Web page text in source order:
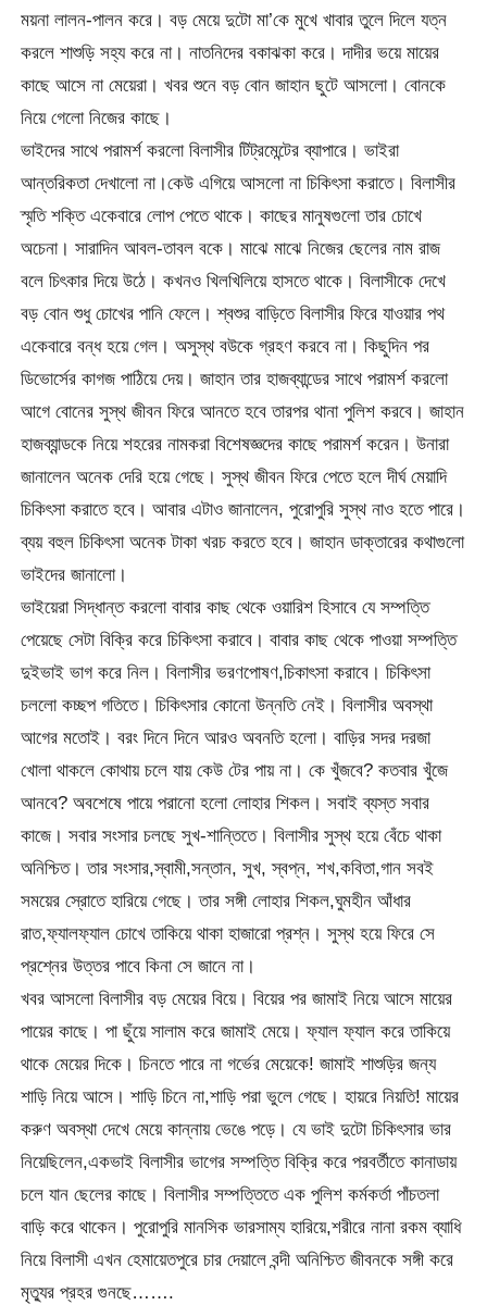
ময়না লালন-পালন করে। বড় মেয়ে দুটো মা’কে মুখে খাবার তুলে দিলে যত্ন
করলে শাশুড়ি সহ্য করে না। নাতনিদের বকাঝকা করে। দাদীর ভয়ে মায়ের
কাছে আসে না মেয়েরা। খবর শুনে বড় বোন জাহান ছুটে আসলো। বোনকে
নিয়ে গেলো নিজের কাছে।
ভাইদের সাথে পরামর্শ করলো বিলাসীর টিট্রমেন্টের ব্যাপারে। ভাইরা
আন্তরিকতা দেখালো না।কেউ এগিয়ে আসলো না চিকিৎসা করাতে। বিলাসীর
স্মৃতি শক্তি একেবারে লোপ পেতে থাকে। কাছের মানুষগুলো তার চোখে
অচেনা। সারাদিন আবল-তাবল বকে। মাঝে মাঝে নিজের ছেলের নাম রাজ
বলে চিৎকার দিয়ে উঠে। কখনও খিলখিলিয়ে হাসতে থাকে। বিলাসীকে দেখে
বড় বোন শুধু চোখের পানি ফেলে। শ্বশুর বাড়িতে বিলাসীর ফিরে যাওয়ার পথ
একেবারে বন্ধ হয়ে গেল। অসুস্থ বউকে গ্রহণ করবে না। কিছুদিন পর
ডিভোর্সের কাগজ পাঠিয়ে দেয়। জাহান তার হাজব্যান্ডের সাথে পরামর্শ করলো
আগে বোনের সুস্থ জীবন ফিরে আনতে হবে তারপর থানা পুলিশ করবে। জাহান
হাজব্যান্ডকে নিয়ে শহরের নামকরা বিশেষজ্ঞদের কাছে পরামর্শ করেন। উনারা
জানালেন অনেক দেরি হয়ে গেছে। সুস্থ জীবন ফিরে পেতে হলে দীর্ঘ মেয়াদি
চিকিৎসা করাতে হবে। আবার এটাও জানালেন, পুরোপুরি সুস্থ নাও হতে পারে।
ব্যয় বহুল চিকিৎসা অনেক টাকা খরচ করতে হবে। জাহান ডাক্তারের কথাগুলো
ভাইদের জানালো।
ভাইয়েরা সিদ্ধান্ত করলো বাবার কাছ থেকে ওয়ারিশ হিসাবে যে সম্পত্তি
পেয়েছে সেটা বিক্রি করে চিকিৎসা করাবে। বাবার কাছ থেকে পাওয়া সম্পত্তি
দুইভাই ভাগ করে নিল। বিলাসীর ভরণপোষণ,চিকাৎসা করাবে। চিকিৎসা
চললো কচ্ছপ গতিতে। চিকিৎসার কোনো উন্নতি নেই। বিলাসীর অবস্থা
আগের মতোই। বরং দিনে দিনে আরও অবনতি হলো। বাড়ির সদর দরজা
খোলা থাকলে কোথায় চলে যায় কেউ টের পায় না। কে খুঁজবে? কতবার খুঁজে
আনবে? অবশেষে পায়ে পরানো হলো লোহার শিকল। সবাই ব্যস্ত সবার
কাজে। সবার সংসার চলছে সুখ-শান্তিতে। বিলাসীর সুস্থ হয়ে বেঁচে থাকা
অনিশ্চিত। তার সংসার,স্বামী,সন্তান, সুখ, স্বপ্ন, শখ,কবিতা,গান সবই
সময়ের স্রোতে হারিয়ে গেছে। তার সঙ্গী লোহার শিকল,ঘুমহীন আঁধার
রাত,ফ্যালফ্যাল চোখে তাকিয়ে থাকা হাজারো প্রশ্ন। সুস্থ হয়ে ফিরে সে
প্রশ্নের উত্তর পাবে কিনা সে জানে না।
খবর আসলো বিলাসীর বড় মেয়ের বিয়ে। বিয়ের পর জামাই নিয়ে আসে মায়ের
পায়ের কাছে। পা ছুঁয়ে সালাম করে জামাই মেয়ে। ফ্যাল ফ্যাল করে তাকিয়ে
থাকে মেয়ের দিকে। চিনতে পারে না গর্ভের মেয়েকে! জামাই শাশুড়ির জন্য
শাড়ি নিয়ে আসে। শাড়ি চিনে না,শাড়ি পরা ভুলে গেছে। হায়রে নিয়তি! মায়ের
করুণ অবস্থা দেখে মেয়ে কান্নায় ভেঙে পড়ে। যে ভাই দুটো চিকিৎসার ভার
নিয়েছিলেন,একভাই বিলাসীর ভাগের সম্পত্তি বিক্রি করে পরবর্তীতে কানাডায়
চলে যান ছেলের কাছে। বিলাসীর সম্পত্তিতে এক পুলিশ কর্মকর্তা পাঁচতলা
বাড়ি করে থাকেন। পুরোপুরি মানসিক ভারসাম্য হারিয়ে,শরীরে নানা রকম ব্যাধি
নিয়ে বিলাসী এখন হেমায়েতপুরে চার দেয়ালে বন্দী অনিশ্চিত জীবনকে সঙ্গী করে
মৃত্যুর প্রহর গুনছে…….